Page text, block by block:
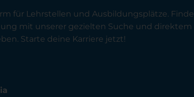
für Lehrstellen und Ausbildungsplätze. Finde
mit unserer gezielten Suche und direktem
Starte deine Karriere jetzt!